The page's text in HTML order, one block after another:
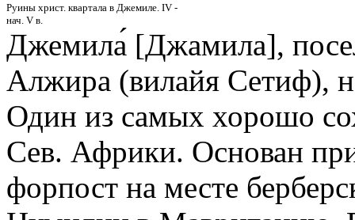
Руины христ. квартала в Джемиле. IV -
нач. V в.
Джемила́ [Джамила],
Алжира (вилайя Сетиф),
Один из самых хорошо
Сев. Африки. Основан
форпост на месте